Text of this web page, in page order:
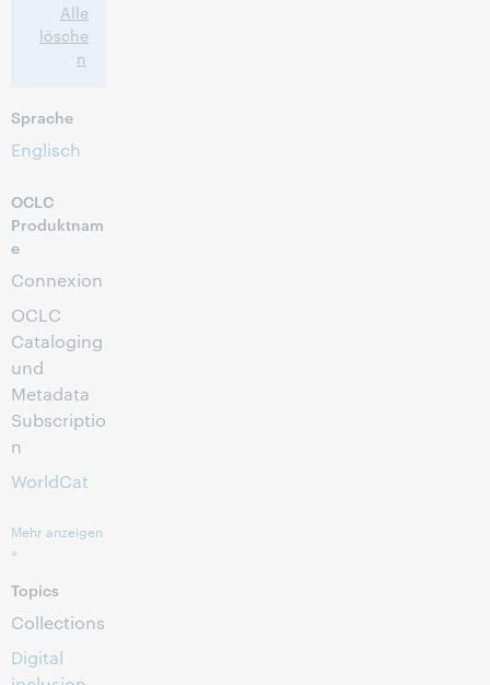
Alle
lösche
n
Sprache
Englisch
OCLC
Produktnam
e
Connexion
OCLC
Cataloging
und
Metadata
Subscriptio
n
WorldCat
Mehr anzeigen
»
Topics
Collections
Digital